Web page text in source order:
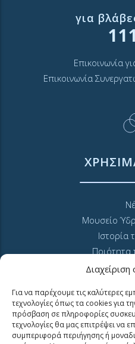
Για να παρέχουμε τις καλύτερες
τεχνολογίες όπως τα cookies για
πρόσβαση σε πληροφορίες
τεχνολογίες θα μας επιτρέψει να
συμπεριφορά περιήγησης ή
για
Επικοινωνία
Επικοινωνία
Μουσείο
Ιστορία
Ποιότητα
Πολιτική